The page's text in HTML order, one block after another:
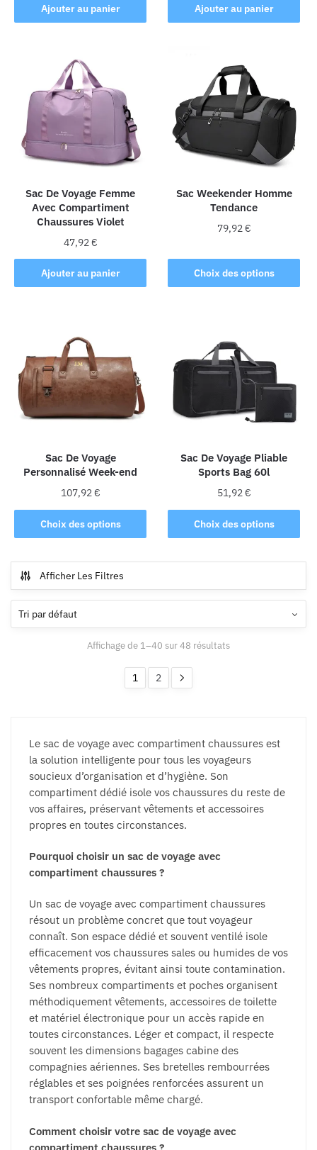
Ajouter au panier Ajouter au panier
Sac De Voyage Femme
Avec Compartiment
Chaussures Violet
47,92€
Ajouter au panier
Sac Weekender Homme
Tendance
79,92€
Choix des options
produit
a
Les
options
peuvent
choisies
sur
page
du
produit
Sac De Voyage
Personnalisé Week-end
107,92€
Choix des options
Ce
produit
plusieurs
variations.
Les
peuvent
du
produit
Sac De Voyage Pliable
Sports Bag 60l
51,92€
Choix des options
Ce
produit
variations.
Les
du
produit
Afficher Les Filtres
Affichage de 1–40 sur 48 résultats
1 2
Le sac de voyage avec compartiment chaussures est
la solution intelligente pour tous les voyageurs
soucieux d’organisation et d’hygiène. Son
compartiment dédié isole vos chaussures du reste de
vos affaires, préservant vêtements et accessoires
propres en toutes circonstances.
Pourquoi choisir un sac de voyage avec
compartiment chaussures ?
Un sac de voyage avec compartiment chaussures
résout un problème concret que tout voyageur
connaît. Son espace dédié et souvent ventilé isole
efficacement vos chaussures sales ou humides de vos
vêtements propres, évitant ainsi toute contamination.
Ses nombreux compartiments et poches organisent
méthodiquement vêtements, accessoires de toilette
et matériel électronique pour un accès rapide en
toutes circonstances. Léger et compact, il respecte
souvent les dimensions bagages cabine des
compagnies aériennes. Ses bretelles rembourrées
réglables et ses poignées renforcées assurent un
transport confortable même chargé.
Comment choisir votre sac de voyage avec
compartiment chaussures ?